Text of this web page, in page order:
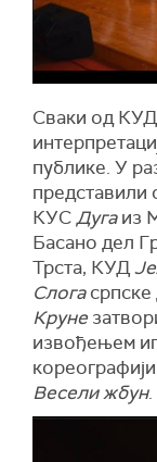
Сваки од
публике. У
КУСДугаиз
Басано дел
Трста, КУД
Слогасрпске
Круне
извођењем
Весели жбун.